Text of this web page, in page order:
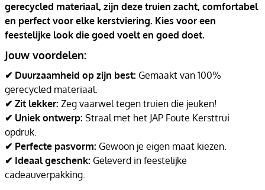
gerecycled materiaal, zijn deze truien zacht, comfortabel
en perfect voor elke kerstviering. Kies voor een
feestelijke look die goed voelt en goed doet.
Jouw voordelen:
✔ Duurzaamheid op zijn best: Gemaakt van 100%
gerecycled materiaal.
✔ Zit lekker: Zeg vaarwel tegen truien die jeuken!
✔ Uniek ontwerp: Straal met het JAP Foute Kersttrui
opdruk.
✔ Perfecte pasvorm: Gewoon je eigen maat kiezen.
✔ Ideaal geschenk: Geleverd in feestelijke
cadeauverpakking.